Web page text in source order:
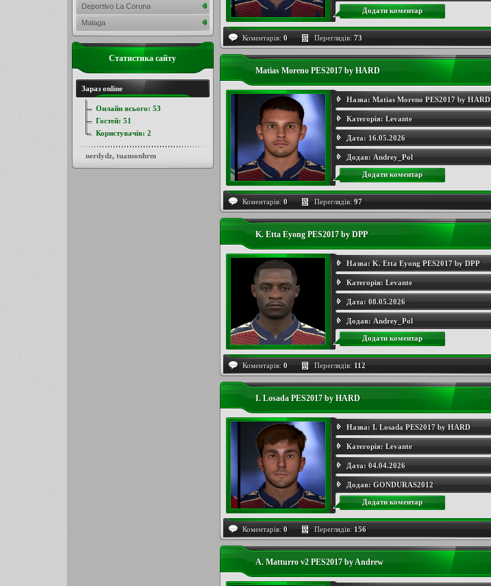
Додати коментар
Коментарів: 0 Переглядів: 73
Matias Moreno PES2017 by HARD
Назва: Matias Moreno PES2017 by HARD
Категорія: Levante
Дата: 16.05.2026
Додав: Andrey_Pol
Додати коментар
Коментарів: 0 Переглядів: 97
K. Etta Eyong PES2017 by DPP
Назва: K. Etta Eyong PES2017 by DPP
Категорія: Levante
Дата: 08.05.2026
Додав: Andrey_Pol
Додати коментар
Коментарів: 0 Переглядів: 112
I. Losada PES2017 by HARD
Назва: I. Losada PES2017 by HARD
Категорія: Levante
Дата: 04.04.2026
Додав: GONDURAS2012
Додати коментар
Коментарів: 0 Переглядів: 156
A. Matturro v2 PES2017 by Andrew
Deportivo La Coruna
Malaga
Статистика сайту
Зараз online
Онлайн всього: 53
Гостей: 51
Користувачів: 2
nerdydz, tuansonhrm